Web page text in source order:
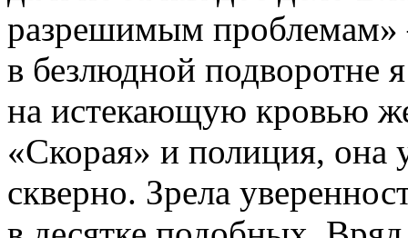
разрешимым
в безлюдной подворотне
на истекающую кровью
«Скорая» и полиция,
скверно. Зрела